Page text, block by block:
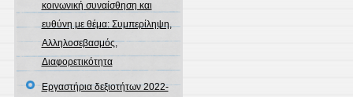
κοινωνική συναίσθηση και
ευθύνη με θέμα: Συμπερίληψη,
Αλληλοσεβασμός,
Διαφορετικότητα
Εργαστήρια δεξιοτήτων 2022-